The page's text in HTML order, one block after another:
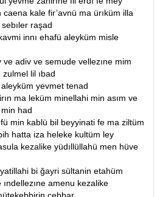
kale fir’avnü ma ürıküm illa
raşad
innı ehafü aleyküm misle
ve adiv ve semude vellezıne mim
zulmel lil ıbad
yevmet tenad
ma leküm minellahi min asım ve
had
min kablü bil beyyinati fe ma ziltüm
hatta iza heleke kultüm ley
kezalike yüdıllüllahü men hüve
bi ğayri sültanin etahüm
amenu kezalike